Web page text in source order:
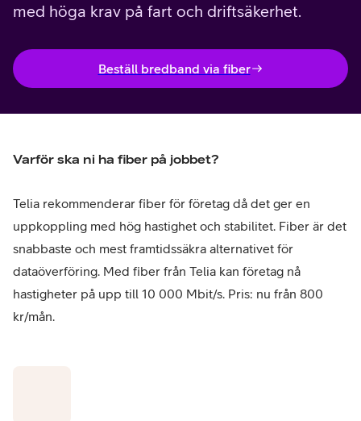
med höga krav på fart och driftsäkerhet.
Beställ bredband via fiber
Varför ska ni ha fiber på jobbet?
Telia rekommenderar fiber för företag då det ger en
uppkoppling med hög hastighet och stabilitet. Fiber är det
snabbaste och mest framtidssäkra alternativet för
dataöverföring. Med fiber från Telia kan företag nå
hastigheter på upp till 10 000 Mbit/s. Pris: nu från 800
kr/mån.